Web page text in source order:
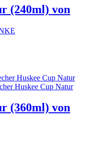
(240ml) von
(360ml) von